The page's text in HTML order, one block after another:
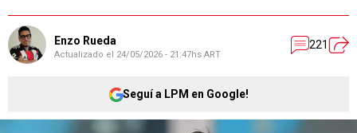
Enzo Rueda
Actualizado el 24/05/2026 - 21:47hs ART
221
Seguí a LPM en Google!